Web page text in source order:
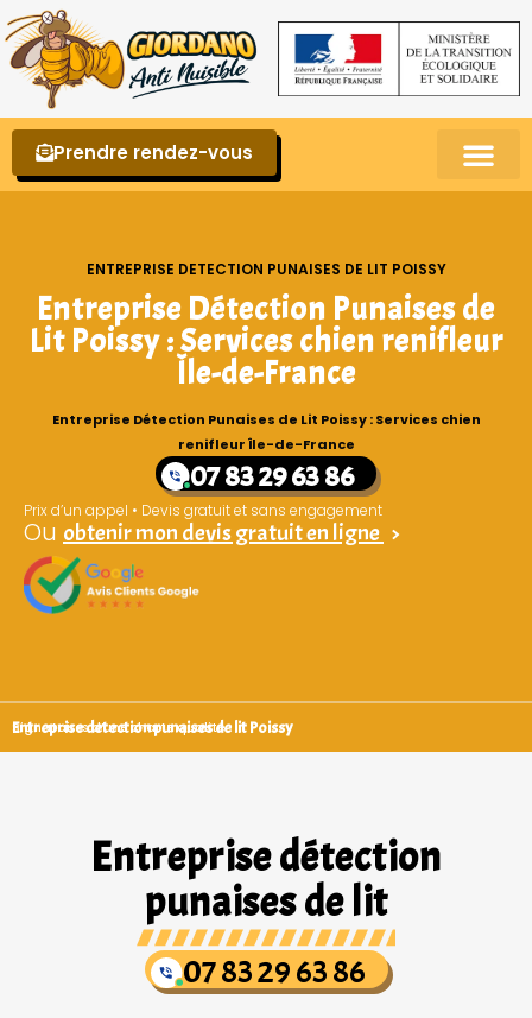
Prendre rendez-vous
ENTREPRISE DETECTION PUNAISES DE LIT POISSY
Entreprise Détection Punaises de
Lit Poissy : Services chien renifleur
Île-de-France
Entreprise Détection Punaises de Lit Poissy : Services chien
renifleur Île-de-France
07 83 29 63 86
Prix d’un appel • Devis gratuit et sans engagement
Ou obtenir mon devis gratuit en ligne >
Entreprise detection punaises de lit Poissy
Signataires d’une charte qualité
Entreprise détection
punaises de lit
07 83 29 63 86